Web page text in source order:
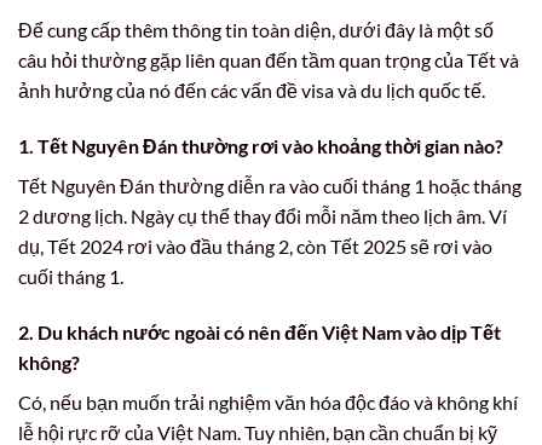
Để cung cấp thêm thông tin toàn diện, dưới đây là một số
câu hỏi thường gặp liên quan đến tầm quan trọng của Tết và
ảnh hưởng của nó đến các vấn đề visa và du lịch quốc tế.
1. Tết Nguyên Đán thường rơi vào khoảng thời gian nào?
Tết Nguyên Đán thường diễn ra vào cuối tháng 1 hoặc tháng
2 dương lịch. Ngày cụ thể thay đổi mỗi năm theo lịch âm. Ví
dụ, Tết 2024 rơi vào đầu tháng 2, còn Tết 2025 sẽ rơi vào
cuối tháng 1.
2. Du khách nước ngoài có nên đến Việt Nam vào dịp Tết
không?
Có, nếu bạn muốn trải nghiệm văn hóa độc đáo và không khí
lễ hội rực rỡ của Việt Nam. Tuy nhiên, bạn cần chuẩn bị kỹ